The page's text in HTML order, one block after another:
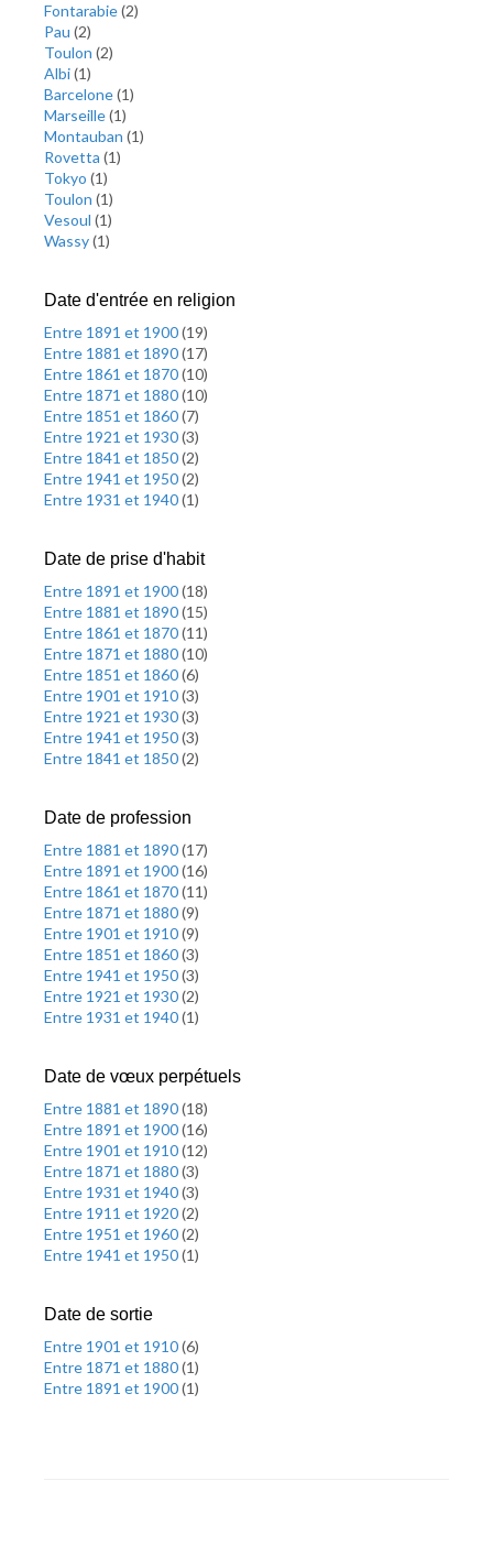
Fontarabie(2)
Pau (2)
Toulon (2)
Albi(1)
Barcelone(1)
Marseille(1)
Montauban (1)
Rovetta (1)
Tokyo (1)
Toulon (1)
Vesoul (1)
Wassy(1)
Date d'entrée en religion
Entre 1891 et 1900(19)
Entre 1881 et 1890(17)
Entre 1861 et 1870(10)
Entre 1871 et 1880(10)
Entre 1851 et 1860(7)
Entre 1921 et 1930(3)
Entre 1841 et 1850(2)
Entre 1941 et 1950(2)
Entre 1931 et 1940(1)
Date de prise d'habit
Entre 1891 et 1900(18)
Entre 1881 et 1890(15)
Entre 1861 et 1870(11)
Entre 1871 et 1880(10)
Entre 1851 et 1860(6)
Entre 1901 et 1910(3)
Entre 1921 et 1930(3)
Entre 1941 et 1950(3)
Entre 1841 et 1850(2)
Date de profession
Entre 1881 et 1890(17)
Entre 1891 et 1900(16)
Entre 1861 et 1870(11)
Entre 1871 et 1880(9)
Entre 1901 et 1910(9)
Entre 1851 et 1860(3)
Entre 1941 et 1950(3)
Entre 1921 et 1930(2)
Entre 1931 et 1940(1)
Date de vœux perpétuels
Entre 1881 et 1890(18)
Entre 1891 et 1900(16)
Entre 1901 et 1910(12)
Entre 1871 et 1880(3)
Entre 1931 et 1940(3)
Entre 1911 et 1920(2)
Entre 1951 et 1960(2)
Entre 1941 et 1950(1)
Date de sortie
Entre 1901 et 1910(6)
Entre 1871 et 1880(1)
Entre 1891 et 1900(1)